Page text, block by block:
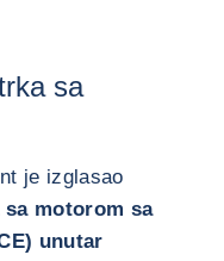
sa
je izglasao
motorom sa
unutar